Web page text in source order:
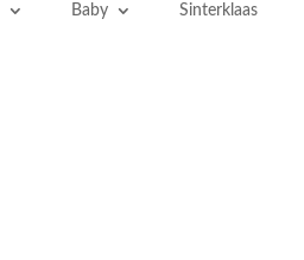
Baby Sinterklaas